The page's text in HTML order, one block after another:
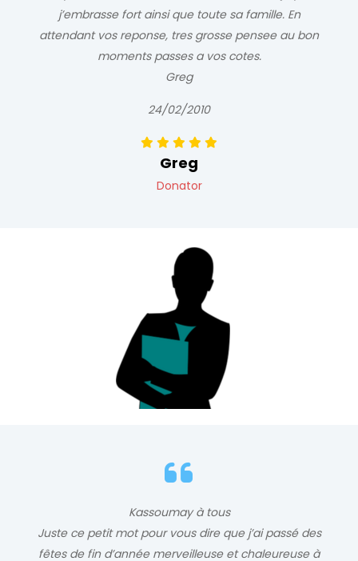
j’embrasse fort ainsi que toute sa famille. En
attendant vos reponse, tres grosse pensee au bon
moments passes a vos cotes.
Greg
24/02/2010
Greg
Donator
Kassoumay à tous
Juste ce petit mot pour vous dire que j’ai passé des
fêtes de fin d’année merveilleuse et chaleureuse à